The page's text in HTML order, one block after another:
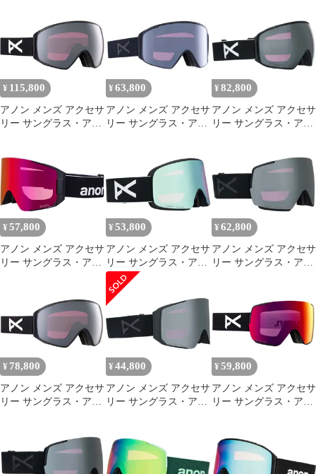
LilacPerceive Sunny
OnyxPerceive Variable
Viole
Variable BluePerceive
Cloudy Pink ブルー
Goggles Replacement
Lens Perceive Cldy B
¥ 115,800
アノン メンズ アクセサ
リー サングラス・アイ
Polarized
OnyxBlackExtra
LensVariable Viole
¥ 63,800
アノン メンズ アクセサ
リー サングラス・アイ
GogglesmokePerceive
Sunny OnyxPerceive
Variable Viol
¥ 82,800
アノン メンズ アクセサ
リー サングラス・アイ
BlackPerceive Polar
OnyxPerceive Variable
¥ 57,800
アノン メンズ アクセサ
リー サングラス・アイ
BlackPerceive Sunny Red
ブラック
¥ 53,800
アノン メンズ アクセサ
リー サングラス・アイ
ウェア Anon M6
Goggles BlackPerceive
Variable BluePerceive
Cloudy Pink ブラック
¥ 62,800
アノン メンズ アクセサ
リー サングラス・アイ
Sunny OnyxPerceive
Variable Violet スモーク
¥ 78,800
アノン メンズ アクセサ
リー サングラス・アイ
BlackPerceive Polar
OnyxPerceive Vari
¥ 44,800
アノン メンズ アクセサ
リー サングラス・アイ
Sunny OnyxPerceive
Variable Violet スモーク
¥ 59,800
アノン メンズ アクセサ
リー サングラス・アイ
Sunny RedPerceive
Cloudy Burst ブラック